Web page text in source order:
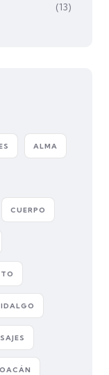
(13)
ALMA
CUERPO